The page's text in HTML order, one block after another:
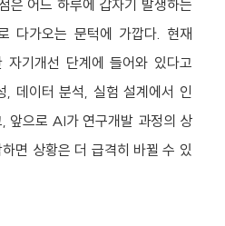
은 어느 하루에 갑자기 발생하는
다가오는 문턱에 가깝다. 현재
자기개선 단계에 들어와 있다고
데이터 분석, 실험 설계에서 인
앞으로 AI가 연구개발 과정의 상
면 상황은 더 급격히 바뀔 수 있